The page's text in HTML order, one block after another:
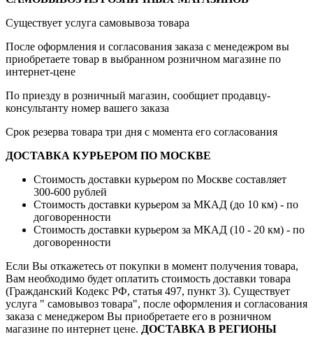
Существует услуга самовывоза товара
После оформления и согласования заказа с менедежром вы
приобретаете товар в выбранном розничном магазине по
интернет-цене
По приезду в розничный магазин, сообщиет продавцу-
консультанту номер вашего заказа
Срок резерва товара три дня с момента его согласования
ДОСТАВКА КУРЬЕРОМ ПО МОСКВЕ
Стоимость доставки курьером по Москве составляет
300-600 рублей
Стоимость доставки курьером за МКАД (до 10 км) - по
договоренности
Стоимость доставки курьером за МКАД (10 - 20 км) - по
договоренности
Если Вы откажетесь от покупки в момент получения товара,
Вам необходимо будет оплатить стоимость доставки товара
(Гражданский Кодекс РФ, статья 497, пункт 3). Существует
услуга " самовывоз товара", после оформления и согласования
заказа с менеджером Вы приобретаете его в розничном
магазине по интернет цене. ДОСТАВКА В РЕГИОНЫ